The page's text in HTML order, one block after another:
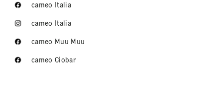
cameo Italia
cameo Italia
cameo Muu Muu
cameo Ciobar